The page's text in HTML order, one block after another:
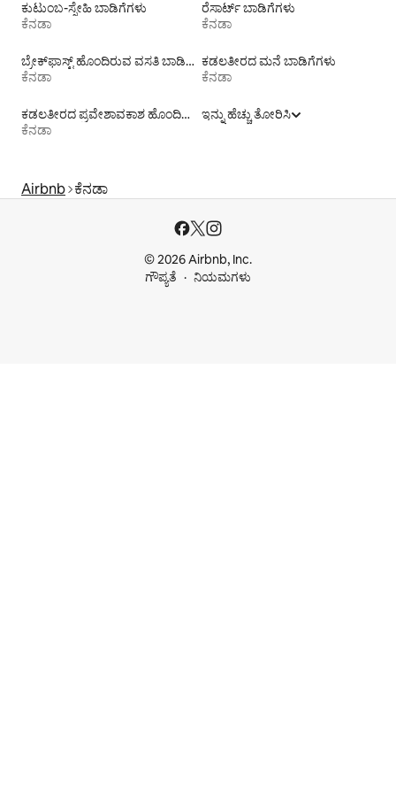
ಕುಟುಂಬ-ಸ್ನೇಹಿ ಬಾಡಿಗೆಗಳು
ಕೆನಡಾ
ರೆಸಾರ್ಟ್ ಬಾಡಿಗೆಗಳು
ಕೆನಡಾ
ಬ್ರೇಕ್‍‍ಫಾಸ್ಟ್ ಹೊಂದಿರುವ ವಸತಿ ಬಾಡಿಗೆಗಳು
ಕೆನಡಾ
ಕಡಲತೀರದ ಮನೆ ಬಾಡಿಗೆಗಳು
ಕೆನಡಾ
ಕಡಲತೀರದ ಪ್ರವೇಶಾವಕಾಶ ಹೊಂದಿರುವ ವಸತಿ ಬಾಡಿಗೆಗಳು
ಕೆನಡಾ
ಇನ್ನು ಹೆಚ್ಚು ತೋರಿಸಿ
Airbnb ಕೆನಡಾ
© 2026 Airbnb, Inc.
ಗೌಪ್ಯತೆ
ನಿಯಮಗಳು